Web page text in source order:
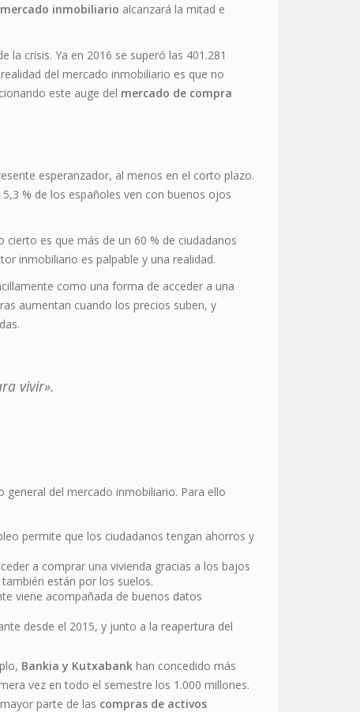
inmobiliario alcanzará la mitad e
crisis. Ya en 2016 se superó las 401.281
del mercado inmobiliario es que no
este auge del mercado de compra
esperanzador, al menos en el corto plazo.
% de los españoles ven con buenos ojos
es que más de un 60 % de ciudadanos
inmobiliario es palpable y una realidad.
como una forma de acceder a una
aumentan cuando los precios suben, y
vivir».
del mercado inmobiliario. Para ello
permite que los ciudadanos tengan ahorros y
a comprar una vivienda gracias a los bajos
están por los suelos.
viene acompañada de buenos datos
desde el 2015, y junto a la reapertura del
Bankia y Kutxabank han concedido más
vez en todo el semestre los 1.000 millones.
parte de las compras de activos